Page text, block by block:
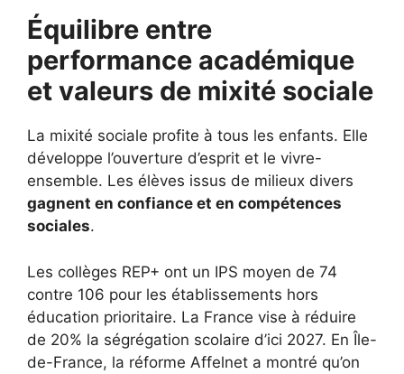
Équilibre entre
performance académique
et valeurs de mixité sociale
La mixité sociale profite à tous les enfants. Elle
développe l’ouverture d’esprit et le vivre-
ensemble. Les élèves issus de milieux divers
gagnent en confiance et en compétences
sociales.
Les collèges REP+ ont un IPS moyen de 74
contre 106 pour les établissements hors
éducation prioritaire. La France vise à réduire
de 20% la ségrégation scolaire d’ici 2027. En Île-
de-France, la réforme Affelnet a montré qu’on